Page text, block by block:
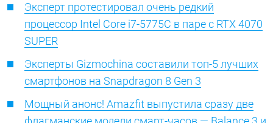
Эксперт протестировал очень редкий
процессор Intel Core i7-5775C в паре с RTX 4070
SUPER
Эксперты Gizmochina составили топ-5 лучших
смартфонов на Snapdragon 8 Gen 3
Мощный анонс! Amazfit выпустила сразу две